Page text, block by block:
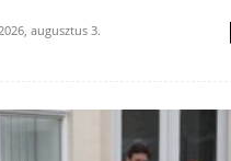
augusztus 3.